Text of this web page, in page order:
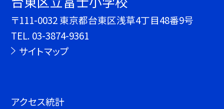
〒111-0032 東京都台東区浅草4丁目48番9号
TEL. 03-3874-9361
サイトマップ
アクセス統計